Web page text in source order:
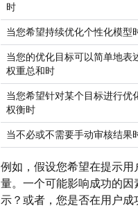
时
当您希望持续优化个性化模型
当您的优化目标可以简单地表
权重总和时
当您希望针对某个目标进行优
权衡时
当不必或不需要手动审核结果
例如，假设您希望在提示
量。一个可能影响成功的
示？或者，您是否在用户